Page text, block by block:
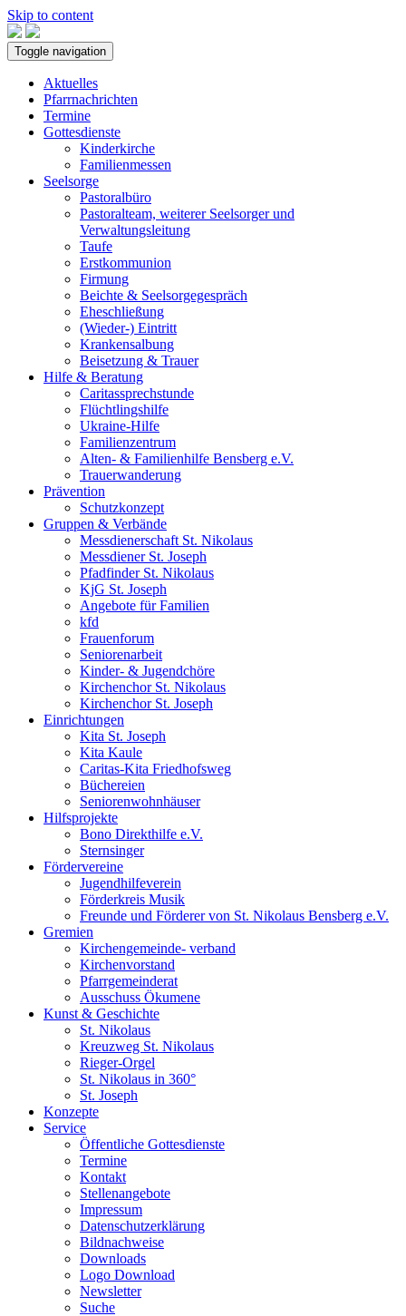
Skip to content
Toggle navigation
Aktuelles
Pfarrnachrichten
Termine
Gottesdienste
Kinderkirche
Familienmessen
Seelsorge
Pastoralbüro
Pastoralteam, weiterer Seelsorger und
Verwaltungsleitung
Taufe
Erstkommunion
Firmung
Beichte & Seelsorgegespräch
Eheschließung
(Wieder-) Eintritt
Krankensalbung
Beisetzung & Trauer
Hilfe & Beratung
Caritassprechstunde
Flüchtlingshilfe
Ukraine-Hilfe
Familienzentrum
Alten- & Familienhilfe Bensberg e.V.
Trauerwanderung
Prävention
Schutzkonzept
Gruppen & Verbände
Messdienerschaft St. Nikolaus
Messdiener St. Joseph
Pfadfinder St. Nikolaus
KjG St. Joseph
Angebote für Familien
kfd
Frauenforum
Seniorenarbeit
Kinder- & Jugendchöre
Kirchenchor St. Nikolaus
Kirchenchor St. Joseph
Einrichtungen
Kita St. Joseph
Kita Kaule
Caritas-Kita Friedhofsweg
Büchereien
Seniorenwohnhäuser
Hilfsprojekte
Bono Direkthilfe e.V.
Sternsinger
Fördervereine
Jugendhilfeverein
Förderkreis Musik
Freunde und Förderer von St. Nikolaus Bensberg e.V.
Gremien
Kirchengemeinde- verband
Kirchenvorstand
Pfarrgemeinderat
Ausschuss Ökumene
Kunst & Geschichte
St. Nikolaus
Kreuzweg St. Nikolaus
Rieger-Orgel
St. Nikolaus in 360°
St. Joseph
Konzepte
Service
Öffentliche Gottesdienste
Termine
Kontakt
Stellenangebote
Impressum
Datenschutzerklärung
Bildnachweise
Downloads
Logo Download
Newsletter
Suche